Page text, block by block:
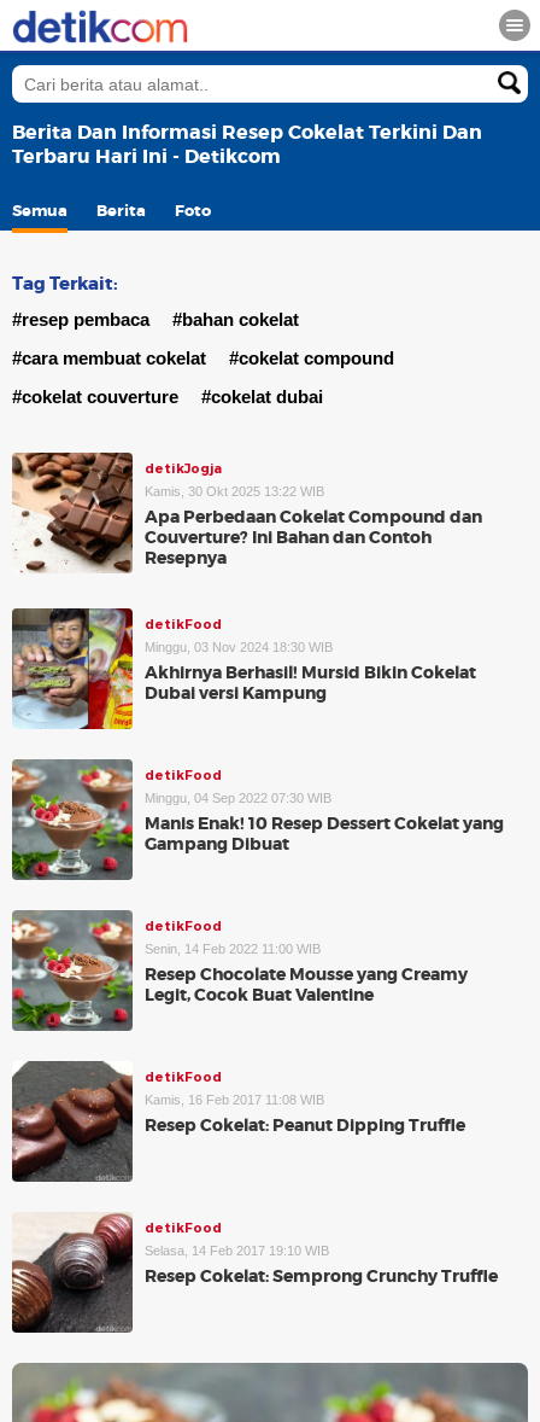
Berita Dan Informasi Resep Cokelat Terkini Dan
Terbaru Hari Ini - Detikcom
Semua Berita Foto
Tag Terkait:
#resep pembaca
#bahan cokelat
#cara membuat cokelat
#cokelat compound
#cokelat couverture
#cokelat dubai
detikJogja
Kamis, 30 Okt 2025 13:22 WIB
Apa Perbedaan Cokelat Compound dan
Couverture? Ini Bahan dan Contoh
Resepnya
detikFood
Minggu, 03 Nov 2024 18:30 WIB
Akhirnya Berhasil! Mursid Bikin Cokelat
Dubai versi Kampung
detikFood
Minggu, 04 Sep 2022 07:30 WIB
Manis Enak! 10 Resep Dessert Cokelat yang
Gampang Dibuat
detikFood
Senin, 14 Feb 2022 11:00 WIB
Resep Chocolate Mousse yang Creamy
Legit, Cocok Buat Valentine
detikFood
Kamis, 16 Feb 2017 11:08 WIB
Resep Cokelat: Peanut Dipping Truffle
detikFood
Selasa, 14 Feb 2017 19:10 WIB
Resep Cokelat: Semprong Crunchy Truffle